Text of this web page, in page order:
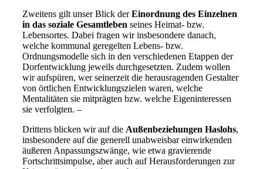
Zweitens gilt unser Blick derEinordnung des Einzelnen
in das soziale Gesamtleben seines Heimat- bzw.
Lebensortes. Dabei fragen wir insbesondere danach,
welche kommunal geregelten Lebens- bzw.
Ordnungsmodelle sich in den verschiedenen Etappen der
Dorfentwicklung jeweils durchgesetzten. Zudem wollen
wir aufspüren, wer seinerzeit die herausragenden Gestalter
von örtlichen Entwicklungszielen waren, welche
Mentalitäten sie mitprägten bzw. welche Eigeninteressen
sie verfolgten. –
Drittens blicken wir auf die Außenbeziehungen Haslohs,
insbesondere auf die generell unabweisbar einwirkenden
äußeren Anpassungszwänge, wie etwa gravierende
Fortschrittsimpulse, aber auch auf Herausforderungen zur